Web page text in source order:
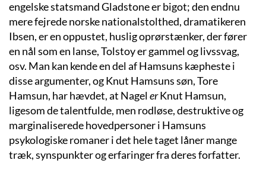
engelske statsmand Gladstone er bigot; den endnu
mere fejrede norske nationalstolthed, dramatikeren
Ibsen, er en oppustet, huslig oprørstænker, der fører
en nål som en lanse, Tolstoy er gammel og livssvag,
osv. Man kan kende en del af Hamsuns kæpheste i
disse argumenter, og Knut Hamsuns søn, Tore
Hamsun, har hævdet, at NagelerKnut Hamsun,
ligesom de talentfulde, men rodløse, destruktive og
marginaliserede hovedpersoner i Hamsuns
psykologiske romaner i det hele taget låner mange
træk, synspunkter og erfaringer fra deres forfatter.